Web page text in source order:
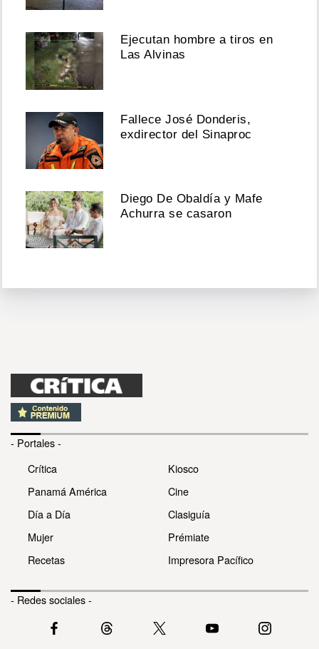
Ejecutan hombre a tiros en
Las Alvinas
Fallece José Donderis,
exdirector del Sinaproc
Diego De Obaldía y Mafe
Achurra se casaron
- Portales -
Crítica
Panamá América
Día a Día
Mujer
Recetas
Kiosco
Cine
Clasiguía
Prémiate
Impresora Pacífico
- Redes sociales -